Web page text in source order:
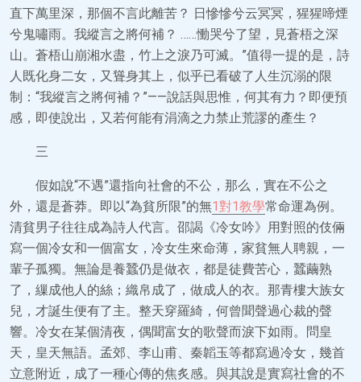
直下萬里深，那個不言此離苦？ 日慘慘兮云冥冥，猩猩啼煙
兮鬼嘯雨。我縱言之將何補？ ……慟哭兮了望，見蒼梧之深
山。蒼梧山崩湘水盡，竹上之淚乃可滅。”值得一提的是，詩
人既化身二女，又聳身其上，似乎已看破了人生沉溺的限
制：“我縱言之將何補？”——說話與思惟，何其有力？即便預
感，即使說出，又若何能有涓滴之力禁止荒謬的產生？
三
假如說“不遇”還指向社會的不公，那么，實在不公之
外，還是蒼莽。即以“為貧所限”的無1對1教學常命運為例。
清貧男子往往成為詩人代言。邵謁《冷女吟》用對照的伎倆
寫一個冷女和一個富女，冷女生來命薄，家貧無人聘親，一
輩子孤獨。無論是養蠶仍是做衣，都是徒費苦心，蠶繭熟
了，繅成他人的絲；織帛成了，做成人的衣。那青樓大族女
兒，才誕生便有了主。整天穿羅綺，何曾聞聲過心裁的聲
響。冷女在某個清夜，偶聞富女的歌聲而淚下如雨。問皇
天，皇天無語。孟郊、李山甫、秦韜玉等都寫過冷女，幾首
立意附近，成了一種心傳的焦炙感。與其說是實寫社會的不